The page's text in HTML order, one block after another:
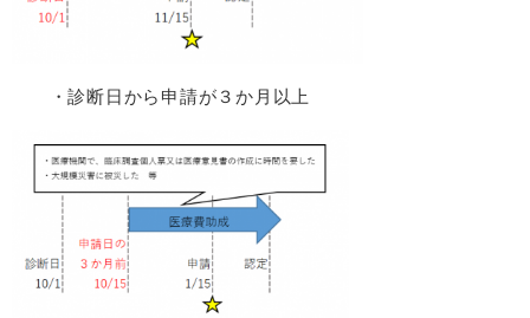
・診断日から申請が３か月以上